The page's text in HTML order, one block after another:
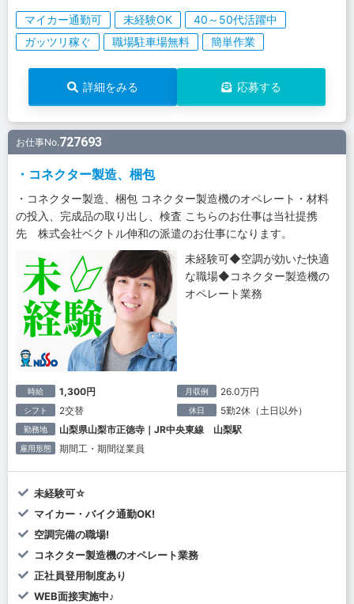
マイカー通勤可 未経験OK
40～50代活躍中
ガッツリ稼ぐ
職場駐車場無料 簡単作業
詳細をみる 応募する
お仕事No.727693
・コネクター製造、梱包
・コネクター製造、梱包 コネクター製造機のオペレート・材料
の投入、完成品の取り出し、検査 こちらのお仕事は当社提携
先 株式会社ベクトル伸和の派遣のお仕事になります。
未経験可◆空調が効いた快適
な職場◆コネクター製造機の
オペレート業務
時給 1,300円 月収例 26.0万円
シフト 2交替 休日 5勤2休（土日以外）
勤務地 山梨県山梨市正徳寺｜JR中央東線 山梨駅
雇用形態 期間工・期間従業員
未経験可☆
マイカー・バイク通勤OK!
空調完備の職場!
コネクター製造機のオペレート業務
正社員登用制度あり
WEB面接実施中♪